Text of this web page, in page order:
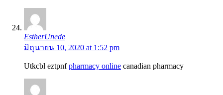
EstherUnede
มิถุนายน 10, 2020 at 1:52 pm
Utkcbl eztpnfpharmacy online canadian pharmacy